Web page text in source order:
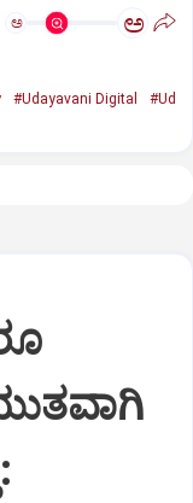
ಅ ಅ
#Udayavani Digital
#Ud